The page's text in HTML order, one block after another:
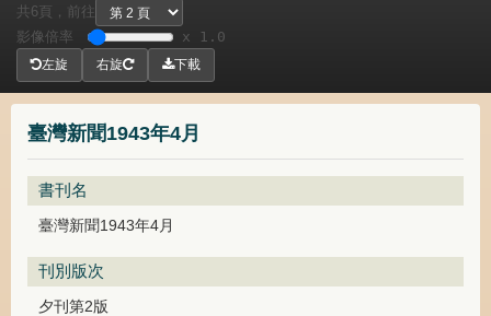
臺灣新聞1943年4月
書刊名
臺灣新聞1943年4月
刊別版次
夕刊第2版
共 6頁，
前往
影像倍率
x 1.0
左旋 右旋 下載